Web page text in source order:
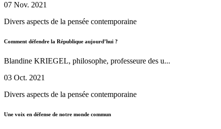
07 Nov. 2021
Divers aspects de la pensée contemporaine
Comment défendre la République aujourd’hui ?
Blandine KRIEGEL, philosophe, professeure des u...
03 Oct. 2021
Divers aspects de la pensée contemporaine
Une voix en défense de notre monde commun